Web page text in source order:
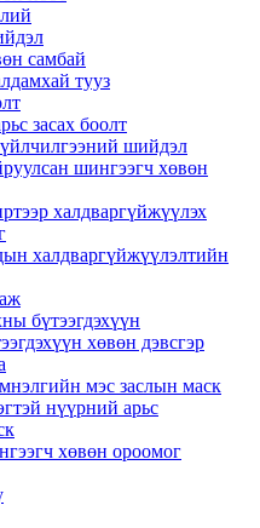
самбай
тууз
засах боолт
шийдэл
шингээгч хөвөн
халдваргүйжүүлэх
халдваргүйжүүлэлтийн
бүтээгдэхүүн
хөвөн дэвсгэр
мэс заслын маск
нүүрний арьс
хөвөн ороомог